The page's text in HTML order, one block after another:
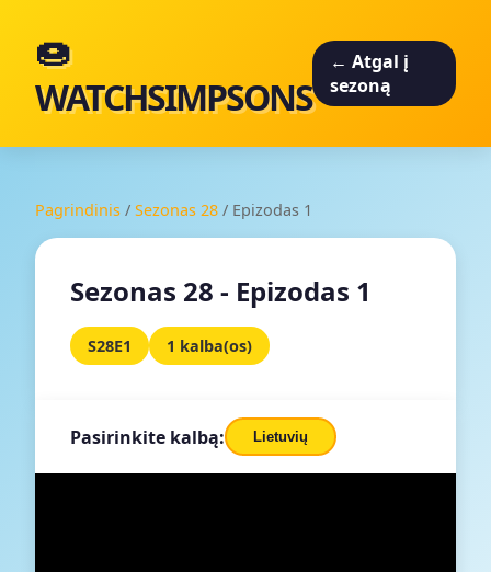
🍩
WATCHSIMPSONS
← Atgal į
sezoną
Pagrindinis / Sezonas 28 / Epizodas 1
Sezonas 28 - Epizodas 1
S28E1 1 kalba(os)
Pasirinkite kalbą: Lietuvių